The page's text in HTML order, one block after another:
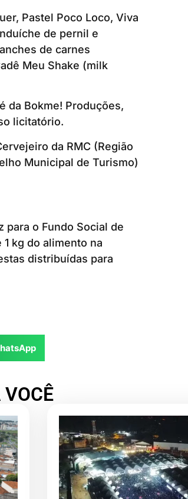
Pastel Poco Loco, Viva
de pernil e
de carnes
Meu Shake (milk
da Bokme! Produções,
licitatório.
da RMC (Região
Municipal de Turismo)
para o Fundo Social de
kg do alimento na
distribuídas para